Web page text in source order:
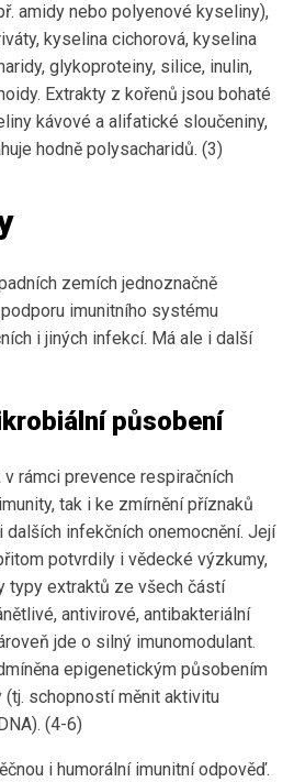
amidy nebo polyenové kyseliny),
kyselina cichorová, kyselina
glykoproteiny, silice, inulin,
Extrakty z kořenů jsou bohaté
kávové a alifatické sloučeniny,
hodně polysacharidů. (3)
zemích jednoznačně
imunitního systému
i jiných infekcí. Má ale i další
působení
v rámci prevence respiračních
tak i ke zmírnění příznaků
dalších infekčních onemocnění. Její
potvrdily i vědecké výzkumy,
typy extraktů ze všech částí
antivirové, antibakteriální
jde o silný imunomodulant.
epigenetickým působením
schopností měnit aktivitu
(4-6)
i humorální imunitní odpověď.